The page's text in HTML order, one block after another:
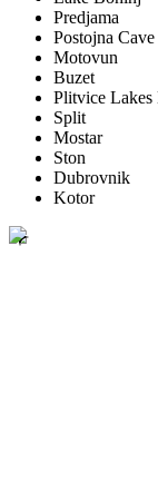
Predjama
Postojna Cave
Motovun
Buzet
Plitvice Lakes
Split
Mostar
Ston
Dubrovnik
Kotor